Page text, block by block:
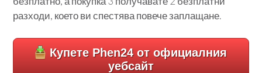
разходи, което ви спестява повече заплащане.
Купете Phen24 от официалния
уебсайт